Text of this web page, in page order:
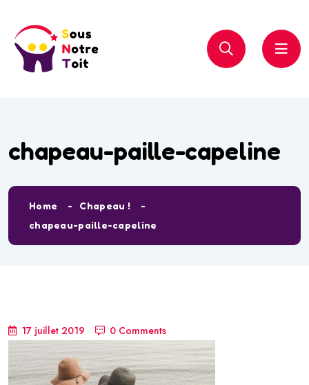
chapeau-paille-capeline
Home
Chapeau !
chapeau-paille-capeline
17 juillet 2019 0 Comments